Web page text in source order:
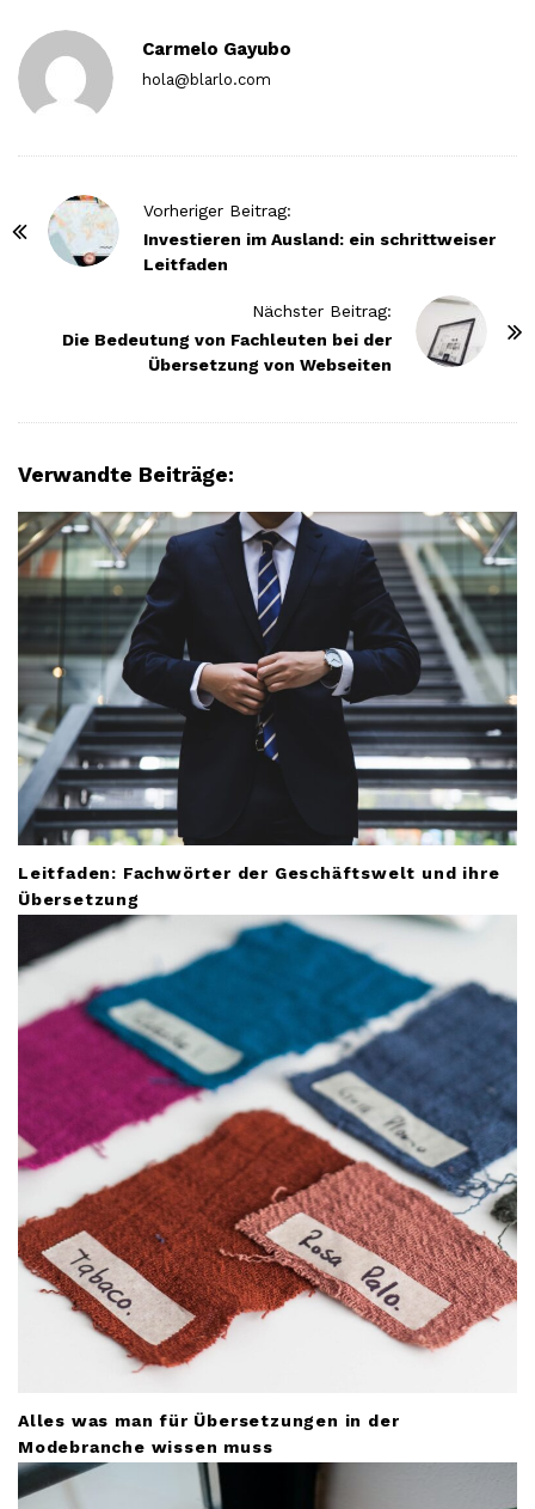
Carmelo Gayubo
hola@blarlo.com
Vorheriger Beitrag:
Investieren im Ausland: ein schrittweiser
Leitfaden
Nächster Beitrag:
Die Bedeutung von Fachleuten bei der
Übersetzung von Webseiten
Verwandte Beiträge:
Leitfaden: Fachwörter der Geschäftswelt und ihre
Übersetzung
Alles was man für Übersetzungen in der
Modebranche wissen muss